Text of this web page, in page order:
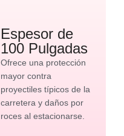
Espesor de
100 Pulgadas
Ofrece una protección
mayor contra
proyectiles típicos de la
carretera y daños por
roces al estacionarse.